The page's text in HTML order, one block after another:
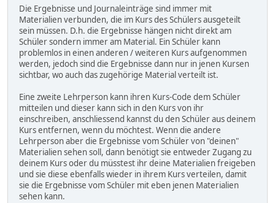
Die Ergebnisse und Journaleinträge sind immer mit
Materialien verbunden, die im Kurs des Schülers ausgeteilt
sein müssen. D.h. die Ergebnisse hängen nicht direkt am
Schüler sondern immer am Material. Ein Schüler kann
problemlos in einen anderen / weiteren Kurs aufgenommen
werden, jedoch sind die Ergebnisse dann nur in jenen Kursen
sichtbar, wo auch das zugehörige Material verteilt ist.
Eine zweite Lehrperson kann ihren Kurs-Code dem Schüler
mitteilen und dieser kann sich in den Kurs von ihr
einschreiben, anschliessend kannst du den Schüler aus deinem
Kurs entfernen, wenn du möchtest. Wenn die andere
Lehrperson aber die Ergebnisse vom Schüler von "deinen"
Materialien sehen soll, dann benötigt sie entweder Zugang zu
deinem Kurs oder du müsstest ihr deine Materialien freigeben
und sie diese ebenfalls wieder in ihrem Kurs verteilen, damit
sie die Ergebnisse vom Schüler mit eben jenen Materialien
sehen kann.